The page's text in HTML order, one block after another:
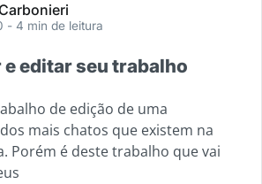
- 4 min de leitura
editar seu trabalho
de edição de uma
mais chatos que existem na
Porém é deste trabalho que vai